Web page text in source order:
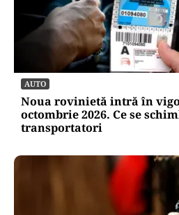
AUTO
Noua rovinietă intră în
octombrie 2026. Ce se
transportatori